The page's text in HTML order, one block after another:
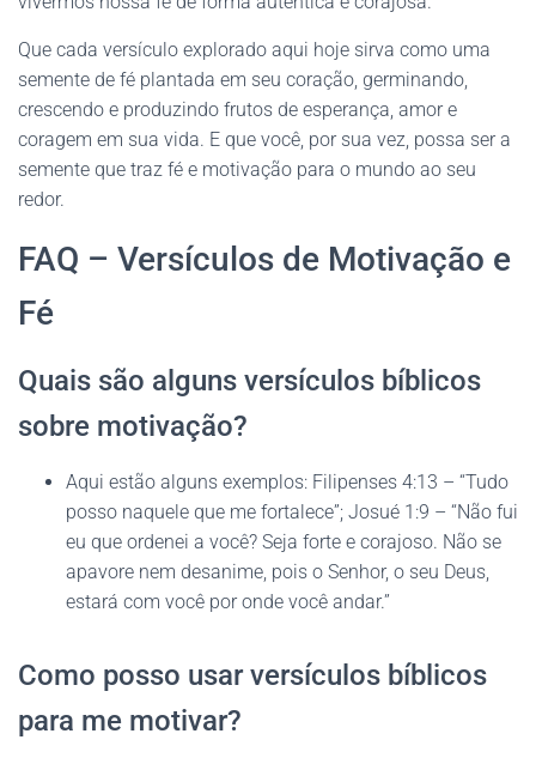
Que cada versículo explorado aqui hoje sirva como uma
semente de fé plantada em seu coração, germinando,
crescendo e produzindo frutos de esperança, amor e
coragem em sua vida. E que você, por sua vez, possa ser a
semente que traz fé e motivação para o mundo ao seu
redor.
FAQ – Versículos de Motivação e
Fé
Quais são alguns versículos bíblicos
sobre motivação?
Aqui estão alguns exemplos: Filipenses 4:13 – “Tudo
posso naquele que me fortalece”; Josué 1:9 – “Não fui
eu que ordenei a você? Seja forte e corajoso. Não se
apavore nem desanime, pois o Senhor, o seu Deus,
estará com você por onde você andar.”
Como posso usar versículos bíblicos
para me motivar?